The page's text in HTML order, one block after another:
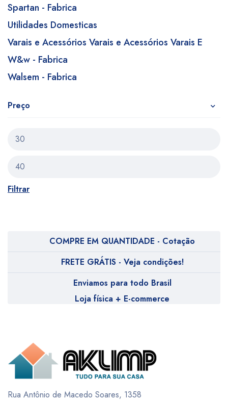
Spartan - Fabrica
Utilidades Domesticas
Varais e Acessórios Varais e Acessórios Varais E
W&w - Fabrica
Walsem - Fabrica
Preço
Filtrar
COMPRE EM QUANTIDADE - Cotação
FRETE GRÁTIS - Veja condições!
Enviamos para todo Brasil
Loja física + E-commerce
Rua Antônio de Macedo Soares, 1358